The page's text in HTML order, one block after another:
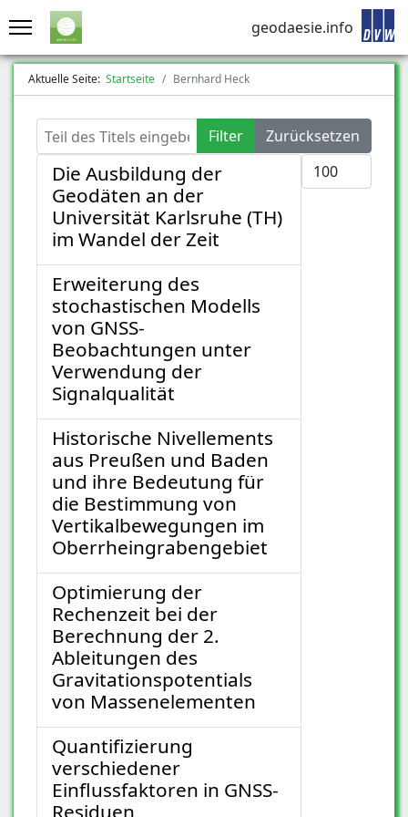
geodaesie.info
Aktuelle Seite: Startseite Bernhard Heck
Teil des Titels eingeben Filter
Zurücksetzen
Anzeige #
Die Ausbildung der
Geodäten an der
Universität Karlsruhe (TH)
im Wandel der Zeit
Erweiterung des
stochastischen Modells
von GNSS-
Beobachtungen unter
Verwendung der
Signalqualität
Historische Nivellements
aus Preußen und Baden
und ihre Bedeutung für
die Bestimmung von
Vertikalbewegungen im
Oberrheingrabengebiet
Optimierung der
Rechenzeit bei der
Berechnung der 2.
Ableitungen des
Gravitationspotentials
von Massenelementen
Quantifizierung
verschiedener
Einflussfaktoren in GNSS-
Residuen